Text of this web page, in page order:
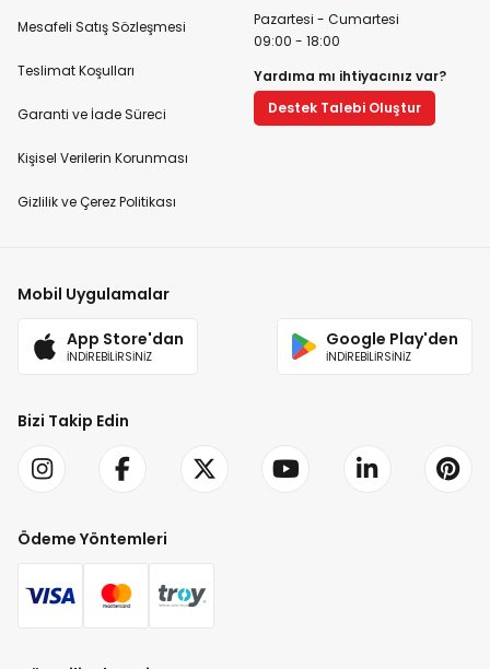
Mesafeli Satış Sözleşmesi
Teslimat Koşulları
Garanti ve İade Süreci
Kişisel Verilerin Korunması
Gizlilik ve Çerez Politikası
Pazartesi - Cumartesi
09:00 - 18:00
Yardıma mı ihtiyacınız var?
Destek Talebi Oluştur
Mobil Uygulamalar
App Store'dan
İNDİREBİLİRSİNİZ
Google Play'den
İNDİREBİLİRSİNİZ
Bizi Takip Edin
Ödeme Yöntemleri